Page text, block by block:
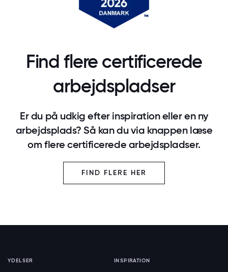
Find flere certificerede
arbejdspladser
Er du på udkig efter inspiration eller en ny
arbejdsplads? Så kan du via knappen læse
om flere certificerede arbejdspladser.
FIND FLERE HER
YDELSER INSPIRATION